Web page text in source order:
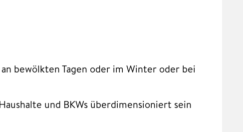
bewölkten Tagen oder im Winter oder bei
und BKWs überdimensioniert sein